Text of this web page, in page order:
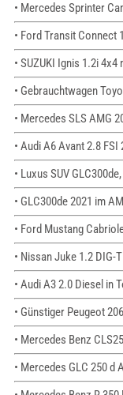
• Mercedes Sprinter
• Ford Transit Connect
• SUZUKI Ignis 1.2i
• Gebrauchtwagen
• Mercedes SLS AMG
• Audi A6 Avant 2.8
• Luxus SUV
• GLC300de 2021 im
• Ford Mustang
• Nissan Juke 1.2 DIG-
• Audi A3 2.0 Diesel in
• Günstiger Peugeot
• Mercedes Benz
• Mercedes GLC 250 d